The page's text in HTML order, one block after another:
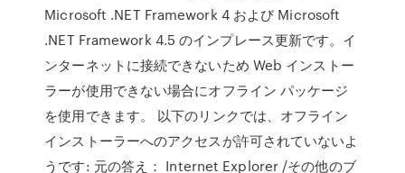
Microsoft .NET Framework 4 および Microsoft
.NET Framework 4.5 のインプレース更新です。イ
ンターネットに接続できないため Web インストー
ラーが使用できない場合にオフライン パッケージ
を使用できます。 以下のリンクでは、オフライン
インストーラーへのアクセスが許可されていないよ
うです: 元の答え： Internet Explorer /その他のブ